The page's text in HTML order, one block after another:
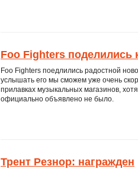
Foo Fighters поделились
Foo Fighters поедлились радостной
услышать его мы сможем уже очень
прилавках музыкальных магазинов,
официально объявлено не было.
Трент Резнор: награжден